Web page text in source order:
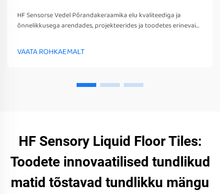
HF Sensorse Vedel Põrandakeraamika elu kvaliteediga ja
õnnelikkusega arendades, projekteerides ja toodetes erinevaid
tunneid
VAATA ROHKAEMALT
HF Sensory Liquid Floor Tiles:
Toodete innovaatilised tundlikud
matid tõstavad tundlikku mängu